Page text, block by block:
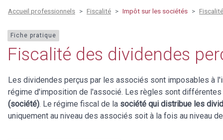
Accueil professionnels Fiscalité Impôt sur les sociétés
Fiche pratique
Fiscalité des dividendes
Les dividendes perçus par les associés sont imposables à
régime d'imposition de l'associé. Les règles sont
(société). Le régime fiscal de la société qui distribue les
uniquement au niveau des associés soit à la fois au niveau